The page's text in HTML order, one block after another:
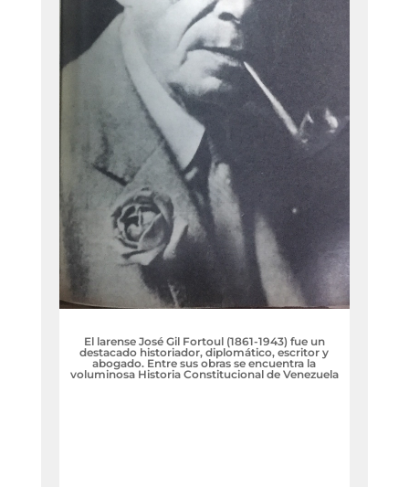
El larense José Gil Fortoul (1861-1943) fue un
destacado historiador, diplomático, escritor y
abogado. Entre sus obras se encuentra la
voluminosa Historia Constitucional de Venezuela